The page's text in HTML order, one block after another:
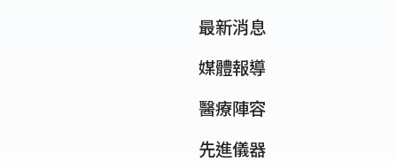
最新消息
媒體報導
醫療陣容
先進儀器